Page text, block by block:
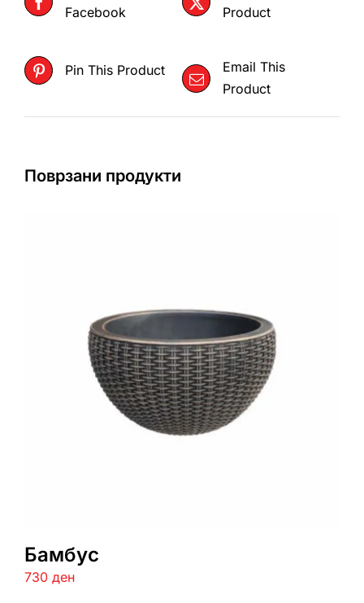
Facebook
Product
Pin This Product
Email This
Product
Поврзани продукти
Бамбус
730 ден